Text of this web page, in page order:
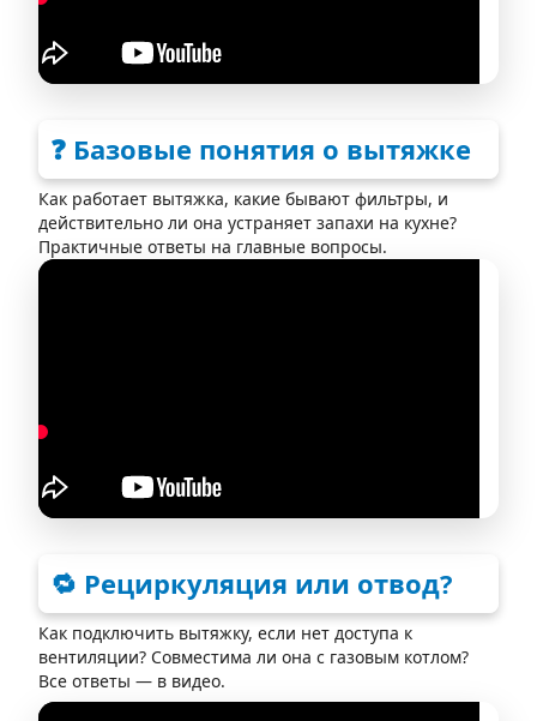
❓ Базовые понятия о вытяжке
Как работает вытяжка, какие бывают фильтры, и
действительно ли она устраняет запахи на кухне?
Практичные ответы на главные вопросы.
🔁 Рециркуляция или отвод?
Как подключить вытяжку, если нет доступа к
вентиляции? Совместима ли она с газовым котлом?
Все ответы — в видео.